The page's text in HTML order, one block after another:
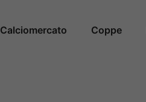
Calciomercato Coppe